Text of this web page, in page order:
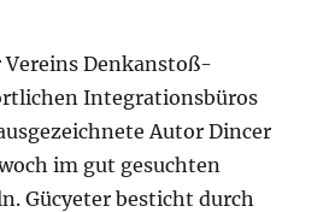
Vereins Denkanstoß-
Integrationsbüros
Autor Dincer
im gut gesuchten
Gücyeter besticht durch